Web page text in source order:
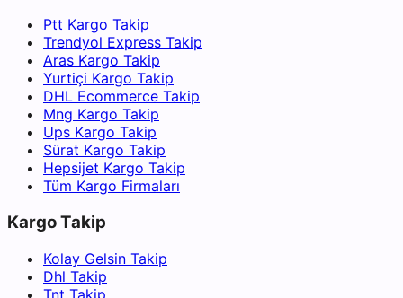
Ptt Kargo Takip
Trendyol Express Takip
Aras Kargo Takip
Yurtiçi Kargo Takip
DHL Ecommerce Takip
Mng Kargo Takip
Ups Kargo Takip
Sürat Kargo Takip
Hepsijet Kargo Takip
Tüm Kargo Firmaları
Kargo Takip
Kolay Gelsin Takip
Dhl Takip
Tnt Takip